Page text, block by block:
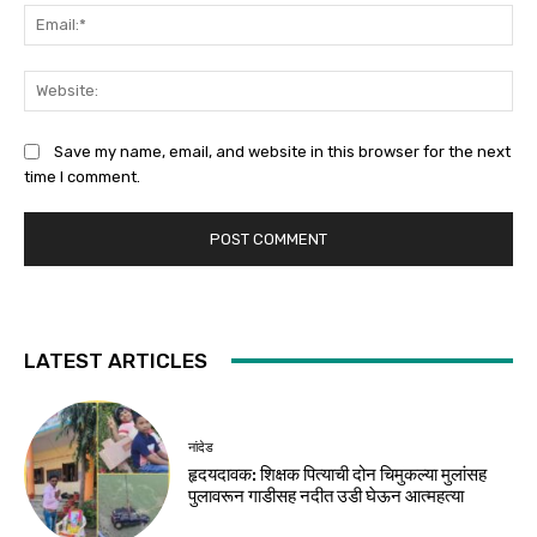
Save my name, email, and website in this browser for the next
time I comment.
LATEST ARTICLES
नांदेड
हृदयदावक: शिक्षक पित्याची दोन चिमुकल्या मुलांसह
पुलावरून गाडीसह नदीत उडी घेऊन आत्महत्या